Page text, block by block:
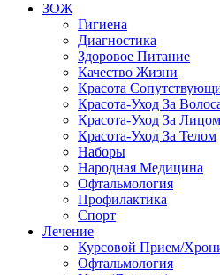
ЗОЖ
Гигиена
Диагностика
Здоровое Питание
Качество Жизни
Красота
Красота-Уход За
Красота-Уход За Лицом
Красота-Уход За Телом
Наборы
Народная Медицина
Офтальмология
Профилактика
Спорт
Лечение
Курсовой Прием/
Офтальмология